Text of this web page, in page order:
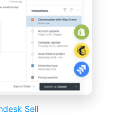
Sell